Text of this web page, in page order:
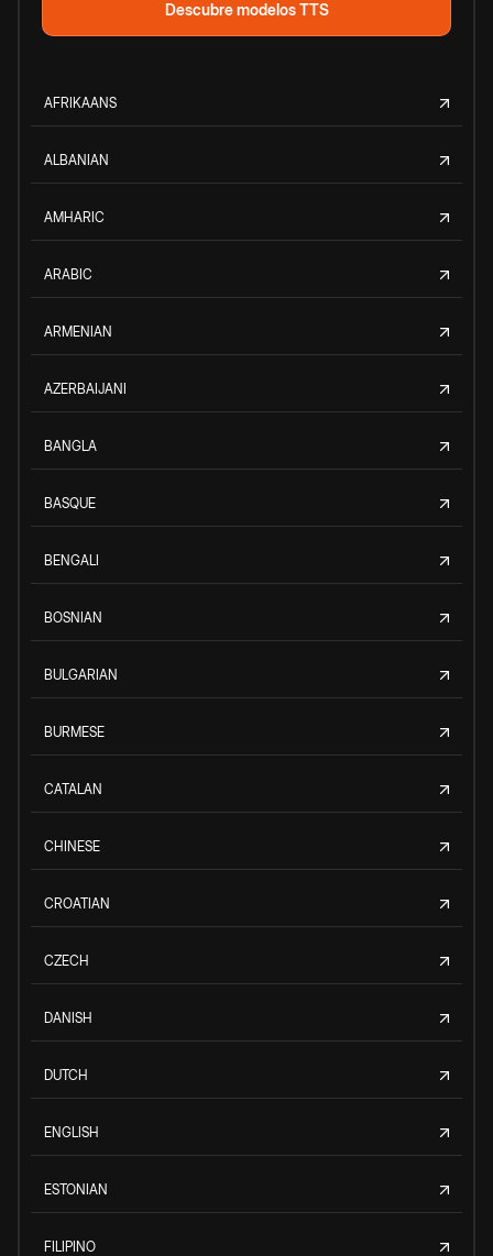
Descubre modelos TTS
AFRIKAANS
ALBANIAN
AMHARIC
ARABIC
ARMENIAN
AZERBAIJANI
BANGLA
BASQUE
BENGALI
BOSNIAN
BULGARIAN
BURMESE
CATALAN
CHINESE
CROATIAN
CZECH
DANISH
DUTCH
ENGLISH
ESTONIAN
FILIPINO